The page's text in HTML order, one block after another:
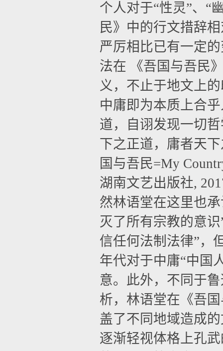
个人对于“性灵”、“
民》中的行文措辞
严厉相比已有一定
法在
《吾国与吾民
义，不止于地文上
中庸即为本质上合
道，自诩发现一切
下之正道，庸者天
国与吾民=My
湖南文艺出版社,
然林语堂在这里也
灭了所有宗教的意
信任何法制法律”，
年代对于中庸“中国
意。此外，不同于
析，林语堂在《吾
盖了不同地域造成
逐渐轻视体格上孔